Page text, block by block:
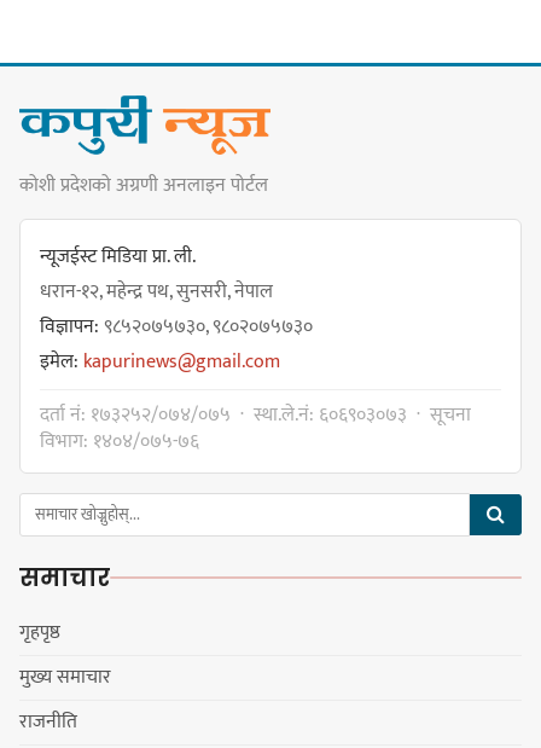
सन्धिका लागि विशेष समिति गठन गर्न
प्रधानमन्त्रीसँग आग्रह : कुमार लिङ्देन
कार्यवाहक प्रमुख बेघालाई अश्लील शब्द
नगरसभा रोकियो
प्रदेश अधिकार विहीन भएकोले सरकार
फेरबदल गर्न दलहरूलाई अस्थिरताको
सङ्खुवासभामा सिलिचोङ स्वास्थ्य
कोशी प्रदेशको अग्रणी अनलाइन पोर्टल
न्यूजईस्ट मिडिया प्रा. ली.
धरान-१२, महेन्द्र पथ, सुनसरी, नेपाल
विज्ञापन:९८५२०७५७३०, ९८०२०७५७३०
इमेल: kapurinews@gmail.com
दर्ता नं: १७३२५२/०७४/०७५ · स्था.ले.नं: ६०६९०३०७३ · सूचना
विभाग: १४०४/०७५-७६
समाचार
गृहपृष्ठ
मुख्य समाचार
राजनीति